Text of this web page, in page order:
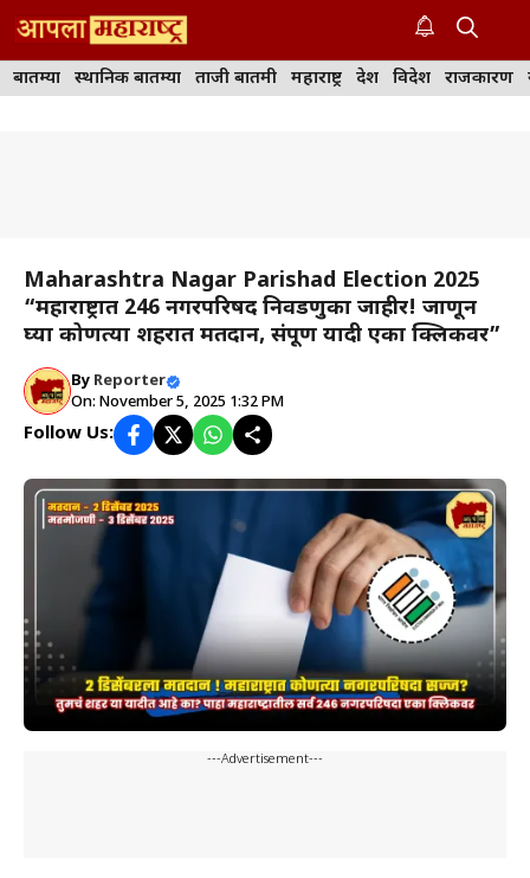
content
बातम्या स्थानिक बातम्या ताजी बातमी महाराष्ट्र देश विदेश राजकारण
Maharashtra Nagar Parishad Election 2025
“महाराष्ट्रात 246 नगरपरिषद निवडणुका जाहीर! जाणून
घ्या कोणत्या शहरात मतदान, संपूर्ण यादी एका क्लिकवर”
By Reporter
On: November 5, 2025 1:32 PM
Follow Us:
---Advertisement---